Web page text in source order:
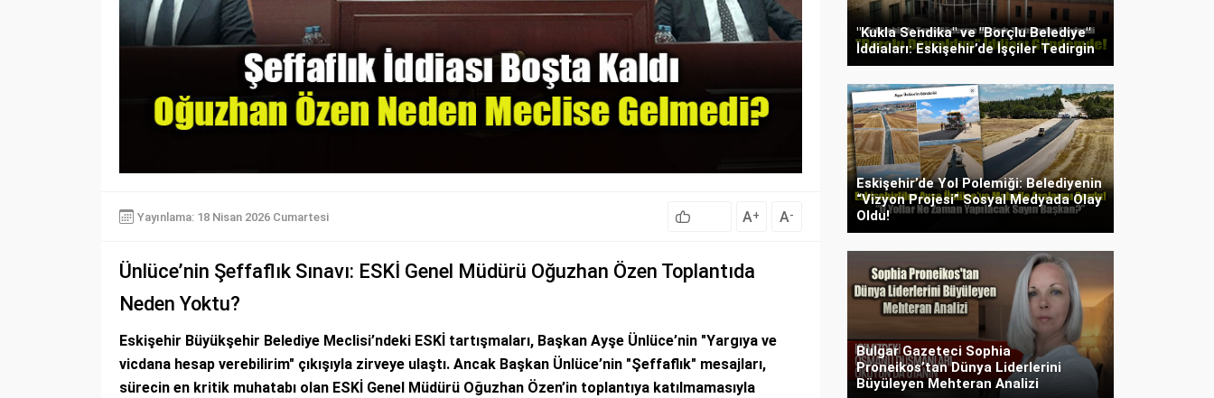
Yayınlama: 18 Nisan 2026 Cumartesi A+ A-
Ünlüce’nin Şeffaflık Sınavı: ESKİ Genel Müdürü Oğuzhan Özen Toplantıda
Neden Yoktu?
Eskişehir Büyükşehir Belediye Meclisi’ndeki ESKİ tartışmaları, Başkan Ayşe Ünlüce’nin "Yargıya ve
vicdana hesap verebilirim" çıkışıyla zirveye ulaştı. Ancak Başkan Ünlüce’nin "Şeffaflık" mesajları,
sürecin en kritik muhatabı olan ESKİ Genel Müdürü Oğuzhan Özen’in toplantıya katılmamasıyla
"Kukla Sendika" ve "Borçlu Belediye"
İddiaları: Eskişehir’de İşçiler Tedirgin
Eskişehir’de Yol Polemiği: Belediyenin
“Vizyon Projesi” Sosyal Medyada Olay
Oldu!
Bulgar Gazeteci Sophia
Proneikos’tan Dünya Liderlerini
Büyüleyen Mehteran Analizi